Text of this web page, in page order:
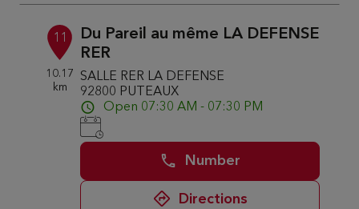
11
10.17
km
Du Pareil au même LA DEFENSE
RER
SALLE RER LA DEFENSE
92800 PUTEAUX
Open 07:30 AM - 07:30 PM
Number
Directions